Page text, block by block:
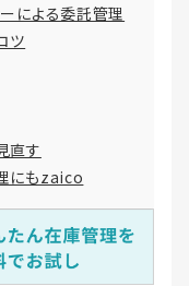
による委託管理
ツ
直す
にもzaico